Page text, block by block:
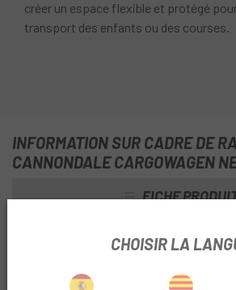
créer un espace flexible et protégé
transport des enfants ou des courses.
INFORMATION SUR CADRE DE
CANNONDALE CARGOWAGEN
FICHE
POSITION
CHOISIR LA